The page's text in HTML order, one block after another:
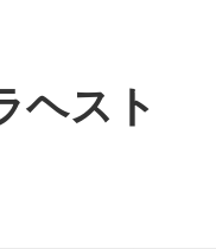
ヘスト